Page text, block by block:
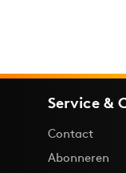
Service &
Contact
Abonneren